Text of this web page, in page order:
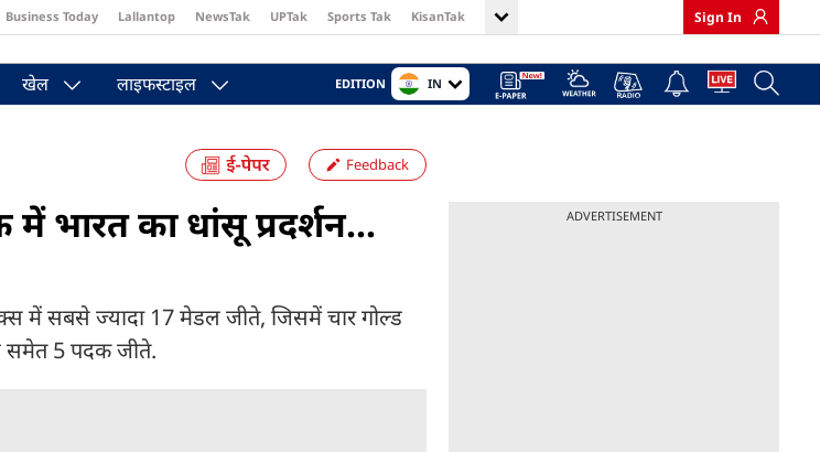
Business Today Lallantop NewsTak UPTak Sports Tak KisanTak Sign In
खेल लाइफस्टाइल EDITION IN
Feedback
भारत का धांसू प्रदर्शन...
में सबसे ज्यादा 17 मेडल जीते, जिसमें चार गोल्ड
समेत 5 पदक जीते.
ADVERTISEMENT